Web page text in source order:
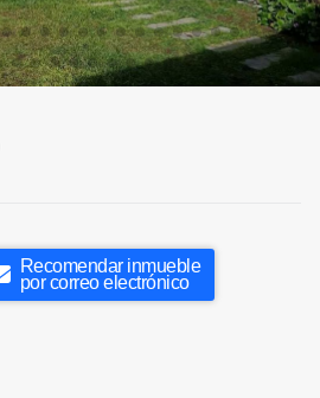
Recomendar inmueble
por correo electrónico